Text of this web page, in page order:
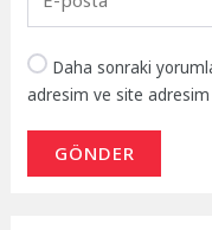
Daha sonraki
adresim ve site adresim
GÖNDER